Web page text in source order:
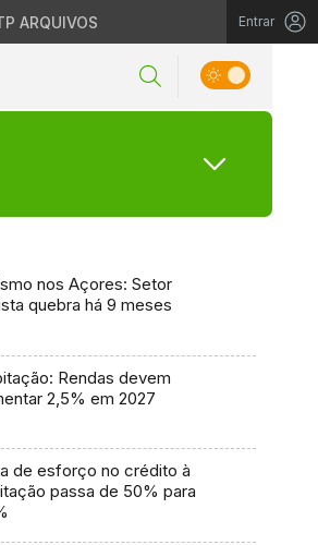
ARQUIVOS Entrar
nos Açores: Setor
quebra há 9 meses
Rendas devem
2,5% em 2027
de esforço no crédito à
passa de 50% para